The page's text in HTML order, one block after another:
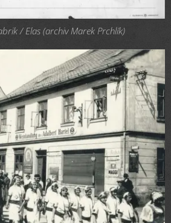
/ Elas (archiv Marek Prchlík)